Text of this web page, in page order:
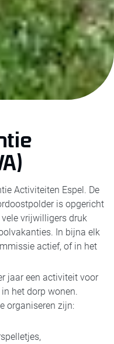
Activiteiten Espel. De
is opgericht
vrijwilligers druk
In bijna elk
actief, of in het
jaar een activiteit voor
het dorp wonen.
organiseren zijn: